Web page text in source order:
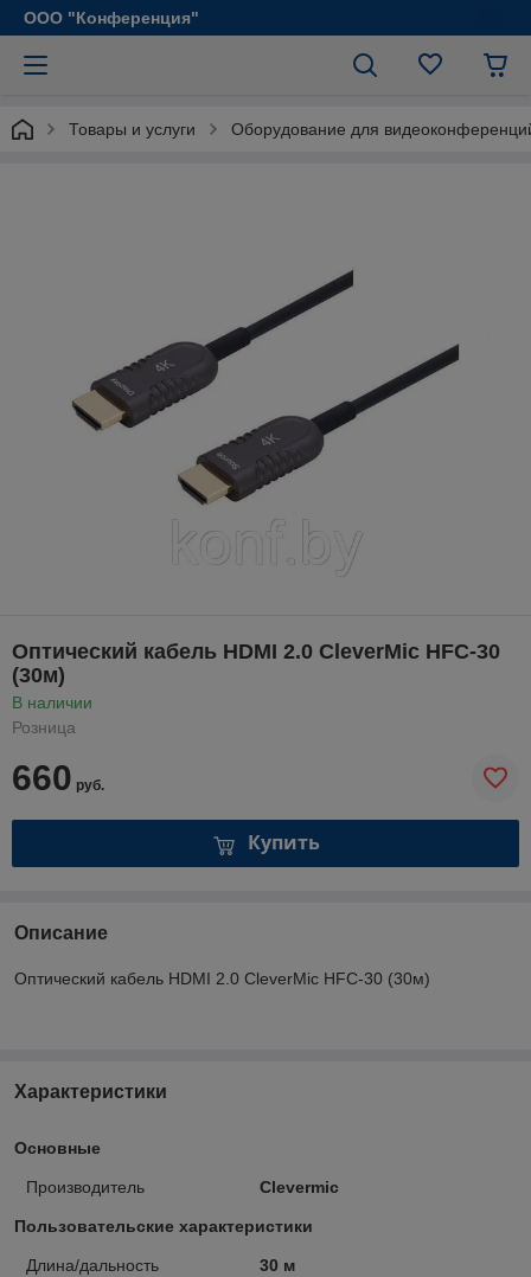
ООО "Конференция"
Товары и услуги Оборудование для
Оптический кабель HDMI 2.0 CleverMic HFC-30
(30м)
В наличии
Розница
660 руб.
Купить
Описание
Оптический кабель HDMI 2.0 CleverMic HFC-30 (30м)
Характеристики
Основные
Производитель Clevermic
Пользовательские характеристики
Длина/дальность
30 м